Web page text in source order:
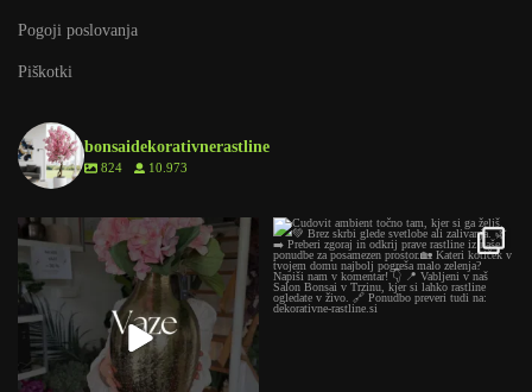
Pogoji poslovanja
Piškotki
bonsaidekorativnerastline
824 10.973